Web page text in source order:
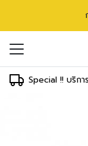
Special !! บริก
in the cart.
address*